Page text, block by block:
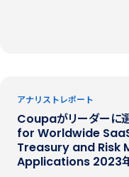
アナリストレポート
Coupaがリーダーに
for Worldwide
Treasury and Risk
Applications 2023年